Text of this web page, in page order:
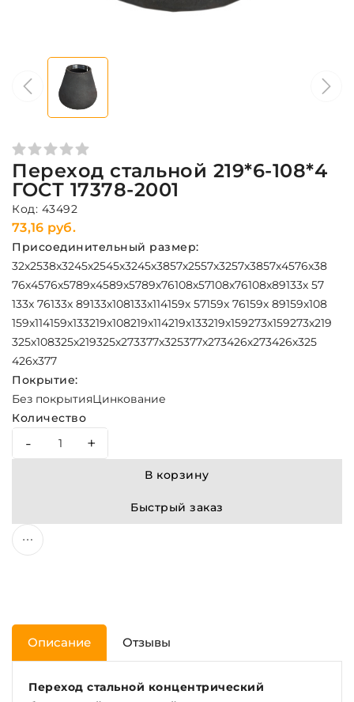
Переход стальной 219*6-108*4
ГОСТ 17378-2001
Код: 43492
73,16 руб.
Присоединительный размер:
32х2538х3245х2545х3245х3857х2557х3257х3857х4576х38
76х4576х5789х4589х5789х76108х57108х76108х89133х 57
133х 76133х 89133х108133х114159х 57159х 76159х 89159х108
159х114159х133219х108219х114219х133219х159273х159273х219
325х108325х219325х273377х325377х273426х273426х325
426х377
Покрытие:
Без покрытияЦинкование
Количество
- +
В корзину
Быстрый заказ
Описание Отзывы
Переход стальной концентрический